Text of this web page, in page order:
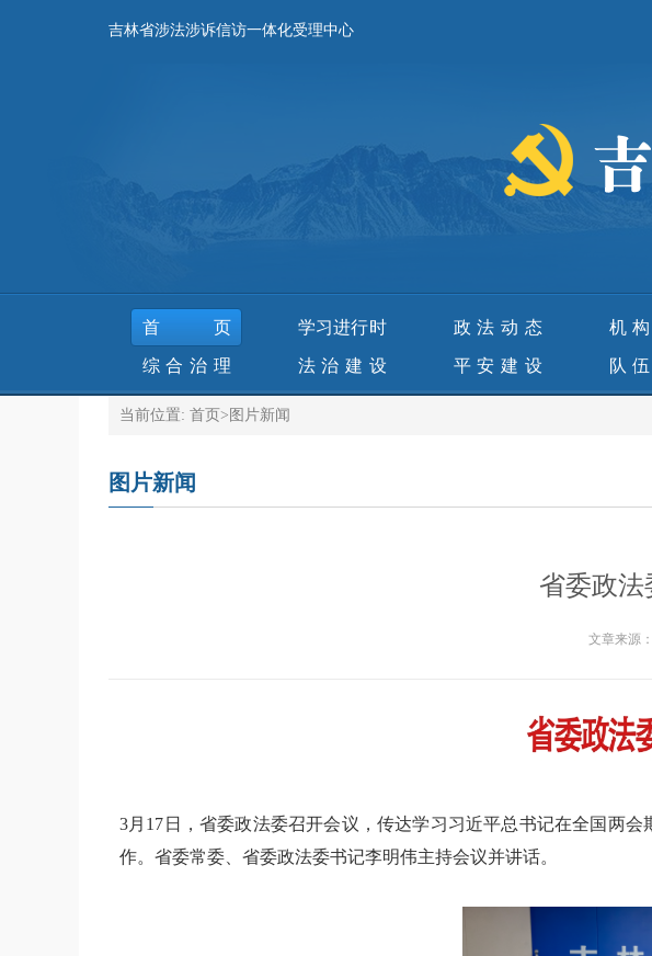
吉林省涉法涉诉信访一体化受理中心
首页 学习进行时 政法动态 机
综合治理 法治建设 平安建设 队
当前位置: 首页 > 图片新闻
图片新闻
省委政
文章来源：
3月17日，省委政法委召开会议，传达学习习近平总书记在全国两
作。省委常委、省委政法委书记李明伟主持会议并讲话。